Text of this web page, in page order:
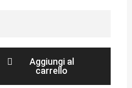
Aggiungi al
carrello